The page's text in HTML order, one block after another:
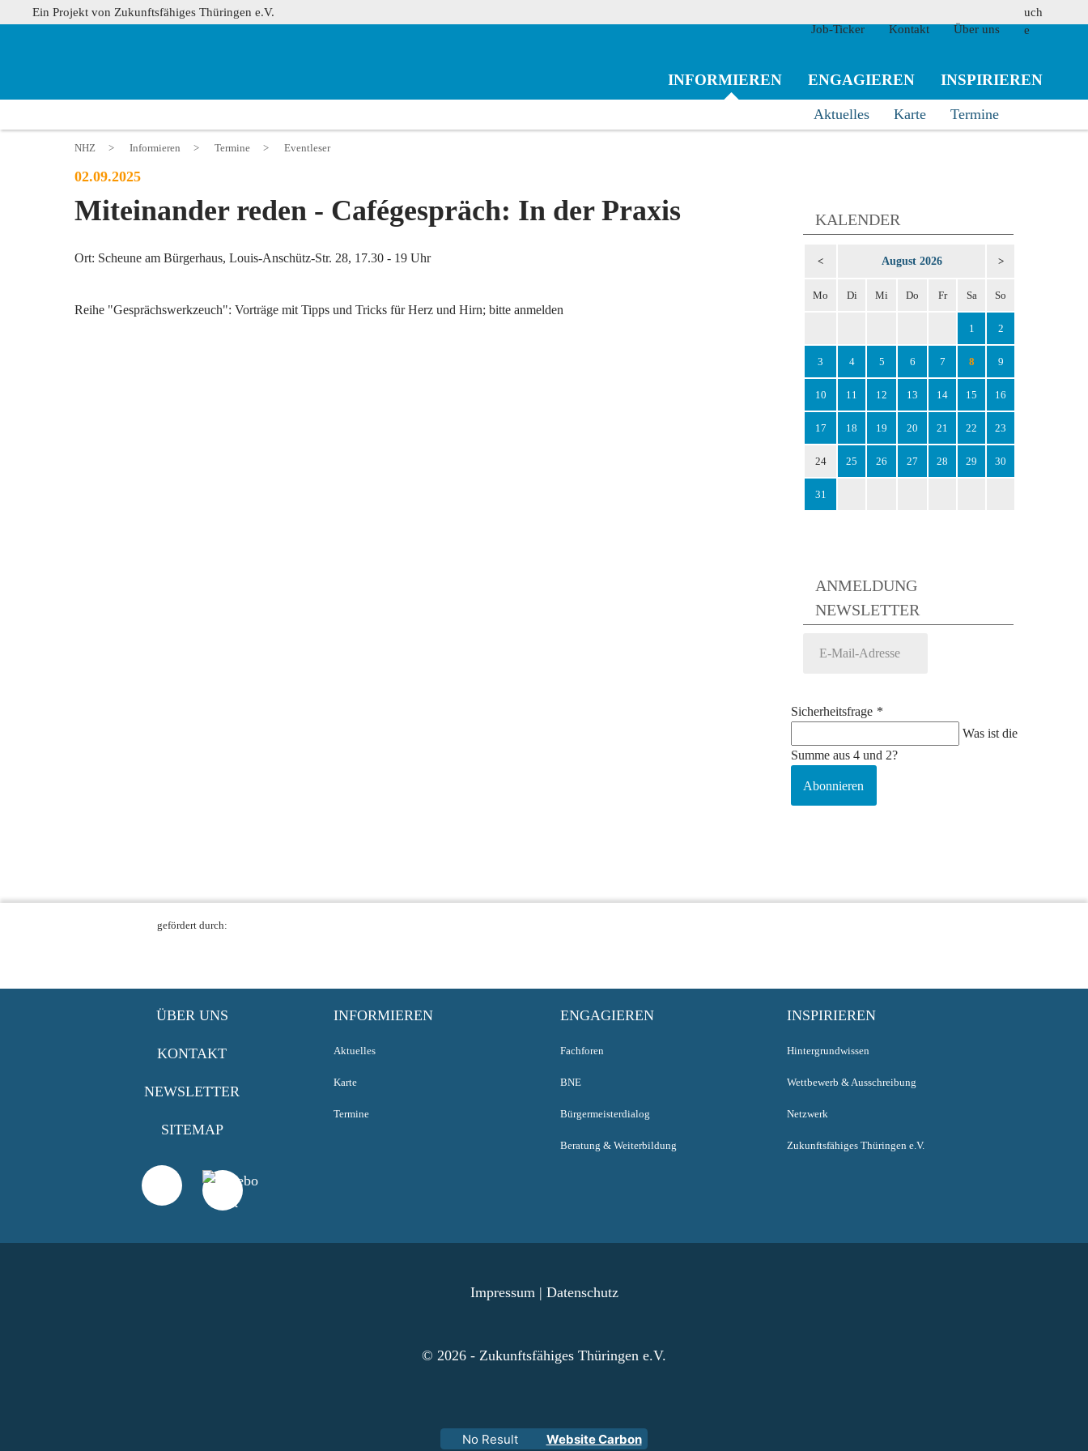
Ein Projekt von Zukunftsfähiges Thüringen e.V.
Job-Ticker
Kontakt Über uns
suchen
INFORMIEREN
Aktuelles Karte Termine
ENGAGIEREN INSPIRIEREN
NHZ > Informieren > Termine > Eventleser
02.09.2025
Miteinander reden - Cafégespräch: In der Praxis
Ort: Scheune am Bürgerhaus, Louis-Anschütz-Str. 28, 17.30 - 19 Uhr
Reihe "Gesprächswerkzeuch": Vorträge mit Tipps und Tricks für Herz und Hirn; bitte anmelden
KALENDER
< August 2026 >
Mo Di Mi Do Fr Sa So
1 2
3 4 5 6 7 8 9
10 11 12 13 14 15 16
17 18 19 20 21 22 23
24 25 26 27 28 29 30
31
ANMELDUNG
NEWSLETTER
Sicherheitsfrage *
Was ist die
Summe aus 4 und 2?
Abonnieren
gefördert durch:
ÜBER UNS
KONTAKT
NEWSLETTER
SITEMAP
INFORMIEREN
Aktuelles
Karte
Termine
ENGAGIEREN
Fachforen
BNE
Bürgermeisterdialog
Beratung & Weiterbildung
INSPIRIEREN
Hintergrundwissen
Wettbewerb & Ausschreibung
Netzwerk
Zukunftsfähiges Thüringen e.V.
Impressum| Datenschutz
© 2026 - Zukunftsfähiges Thüringen e.V.
No Result Website Carbon